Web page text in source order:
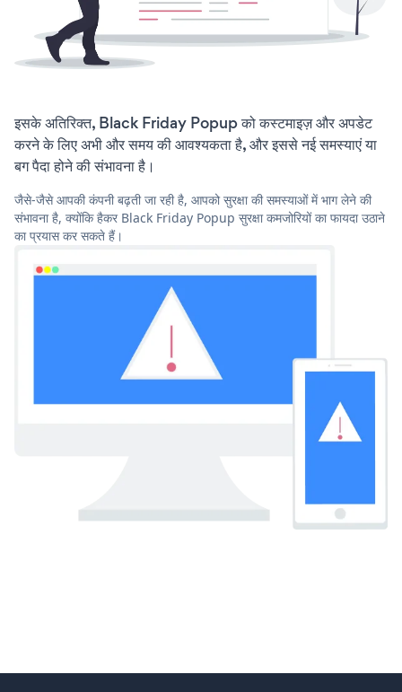
इसके अतिरिक्त, Black Friday Popup को कस्टमाइज़ और अपडेट
करने के लिए अभी और समय की आवश्यकता है, और इससे नई समस्याएं या
बग पैदा होने की संभावना है।
जैसे-जैसे आपकी कंपनी बढ़ती जा रही है, आपको सुरक्षा की समस्याओं में भाग लेने की
संभावना है, क्योंकि हैकर Black Friday Popup सुरक्षा कमजोरियों का फायदा उठाने
का प्रयास कर सकते हैं।